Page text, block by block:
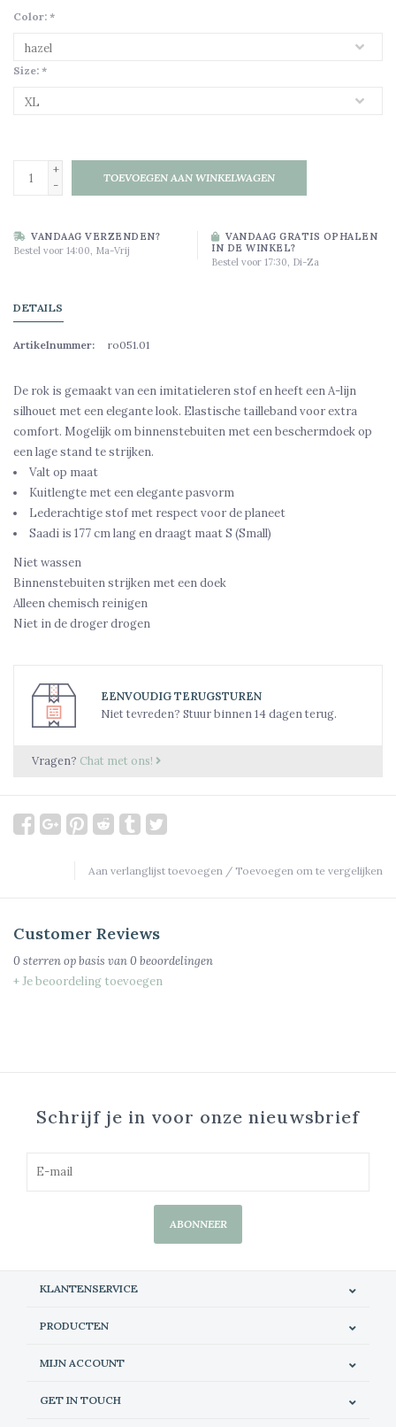
Color: *
Size: *
+
-
TOEVOEGEN AAN WINKELWAGEN
VANDAAG VERZENDEN?
Bestel voor 14:00, Ma-Vrij
VANDAAG GRATIS OPHALEN
IN DE WINKEL?
Bestel voor 17:30, Di-Za
DETAILS
Artikelnummer: ro051.01
De rok is gemaakt van een imitatieleren stof en heeft een A-lijn
silhouet met een elegante look. Elastische tailleband voor extra
comfort. Mogelijk om binnenstebuiten met een beschermdoek op
een lage stand te strijken.
Valt op maat
Kuitlengte met een elegante pasvorm
Lederachtige stof met respect voor de planeet
Saadi is 177 cm lang en draagt maat S (Small)
Niet wassen
Binnenstebuiten strijken met een doek
Alleen chemisch reinigen
Niet in de droger drogen
EENVOUDIG TERUGSTUREN
Niet tevreden? Stuur binnen 14 dagen terug.
Vragen? Chat met ons!
Aan verlanglijst toevoegen / Toevoegen om te vergelijken
Customer Reviews
0 sterren op basis van0 beoordelingen
+ Je beoordeling toevoegen
Schrijf je in voor onze nieuwsbrief
ABONNEER
KLANTENSERVICE
PRODUCTEN
MIJN ACCOUNT
GET IN TOUCH